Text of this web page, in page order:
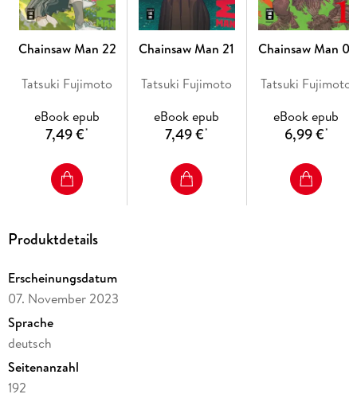
"Blutig, lustig und actiongeladen."
- Manga Passion.
--- Dieses spezielle E-Book-Format kann auf allen aktuelleren
Tablets und Geräten mit Zoomfunktion gelesen werden. Dein
EPUB3- oder mobi/KF8-Format unterstützen. Weitere
Informationen findest du auf der Homepage von Egmont Manga.
Chainsaw Man 22
Tatsuki Fujimoto
eBook epub
7,49 €*
Chainsaw Man 21
Tatsuki Fujimoto
eBook epub
7,49 €*
Chainsaw Man 01
Tatsuki Fujimoto
eBook epub
6,99 €*
Produktdetails
Erscheinungsdatum
07. November 2023
Sprache
deutsch
Seitenanzahl
192